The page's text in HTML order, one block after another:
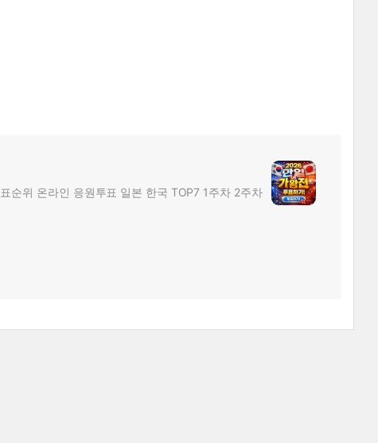
순위 온라인 응원투표 일본 한국 TOP7 1주차 2주차